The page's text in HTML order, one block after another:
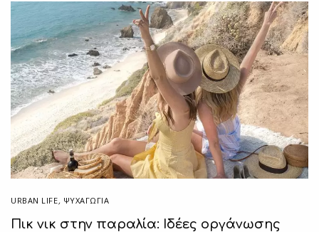
URBAN LIFE, ΨΥΧΑΓΩΓΙΑ
Πικ νικ στην παραλία: Ιδέες οργάνωσης